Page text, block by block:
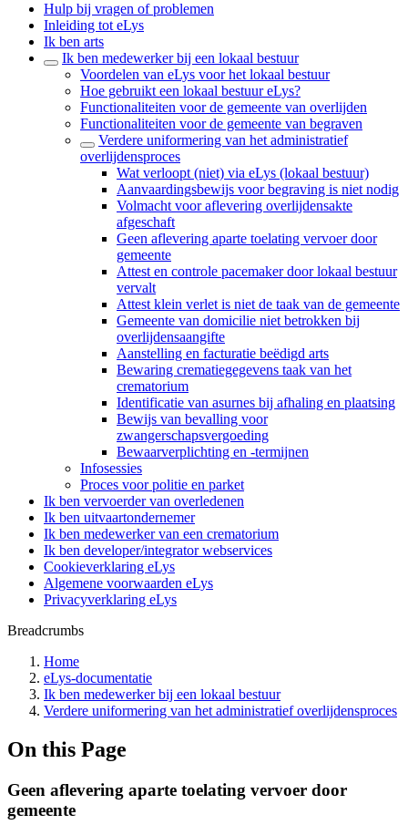
Hulp bij vragen of problemen
Inleiding tot eLys
Ik ben arts
Ik ben medewerker bij een lokaal bestuur
Voordelen van eLys voor het lokaal bestuur
Hoe gebruikt een lokaal bestuur eLys?
Functionaliteiten voor de gemeente van overlijden
Functionaliteiten voor de gemeente van begraven
Verdere uniformering van het administratief
overlijdensproces
Wat verloopt (niet) via eLys (lokaal bestuur)
Aanvaardingsbewijs voor begraving is niet nodig
Volmacht voor aflevering overlijdensakte
afgeschaft
Geen aflevering aparte toelating vervoer door
gemeente
Attest en controle pacemaker door lokaal bestuur
vervalt
Attest klein verlet is niet de taak van de gemeente
Gemeente van domicilie niet betrokken bij
overlijdensaangifte
Aanstelling en facturatie beëdigd arts
Bewaring crematiegegevens taak van het
crematorium
Identificatie van asurnes bij afhaling en plaatsing
Bewijs van bevalling voor
zwangerschapsvergoeding
Bewaarverplichting en -termijnen
Infosessies
Proces voor politie en parket
Ik ben vervoerder van overledenen
Ik ben uitvaartondernemer
Ik ben medewerker van een crematorium
Ik ben developer/integrator webservices
Cookieverklaring eLys
Algemene voorwaarden eLys
Privacyverklaring eLys
Breadcrumbs
Home
eLys-documentatie
Ik ben medewerker bij een lokaal bestuur
Verdere uniformering van het administratief overlijdensproces
On this Page
Geen aflevering aparte toelating vervoer door
gemeente